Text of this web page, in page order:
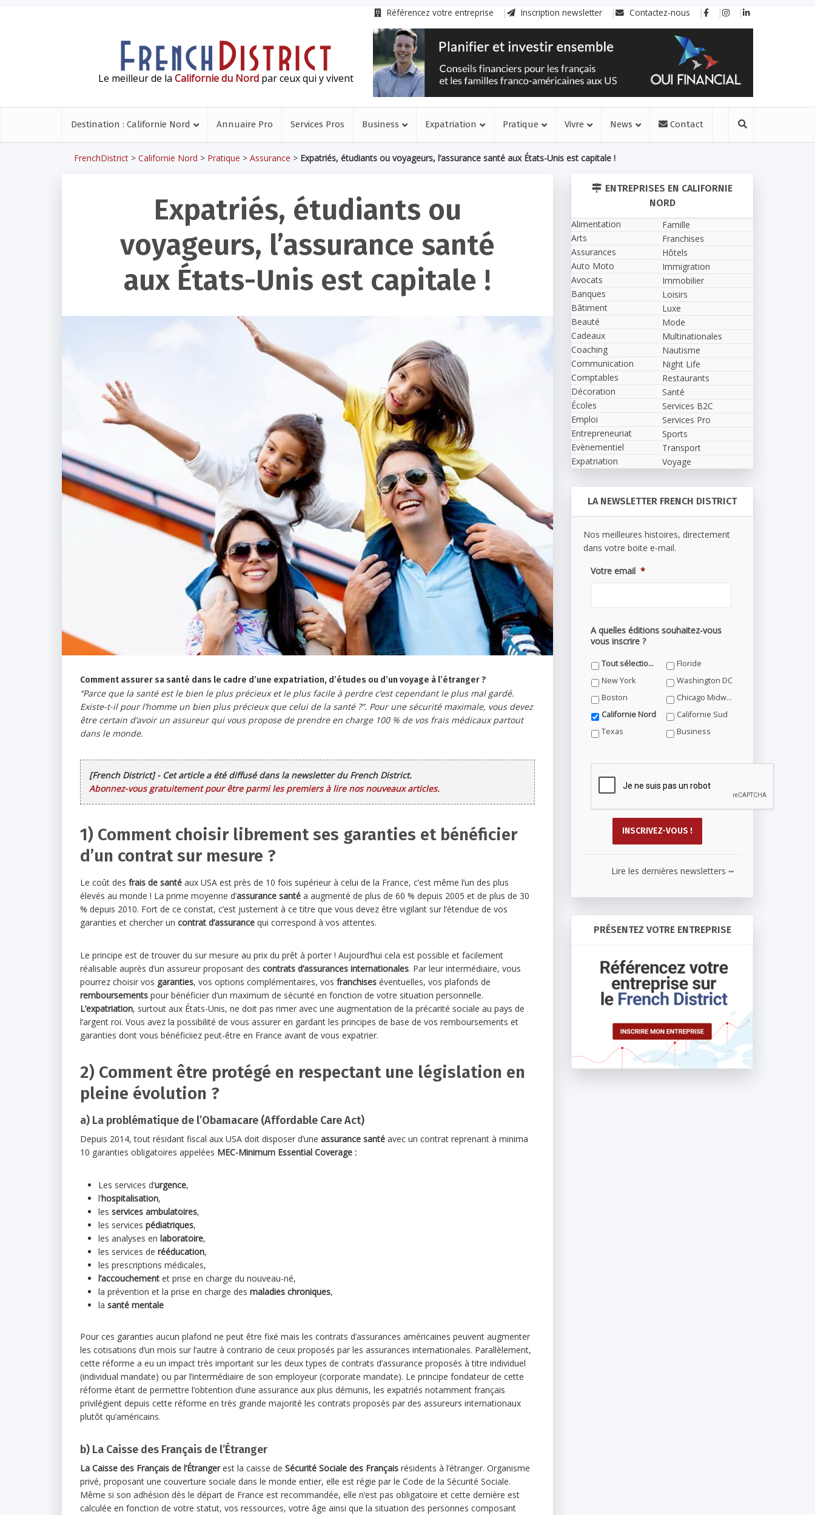
Référencez votre entreprise Inscription newsletter Contactez-nous
Le meilleur de la Californie du Nord par ceux qui y vivent
Destination : Californie Nord Annuaire Pro Services Pros Business Expatriation Pratique Vivre News Contact
FrenchDistrict > Californie Nord > Pratique > Assurance > Expatriés, étudiants ou voyageurs, l’assurance santé aux États-Unis est capitale !
Expatriés, étudiants ou
voyageurs, l’assurance santé
aux États-Unis est capitale !
Comment assurer sa santé dans le cadre d’une expatriation, d’études ou d’un voyage à l’étranger ?
“Parce que la santé est le bien le plus précieux et le plus facile à perdre c’est cependant le plus mal gardé.
Existe-t-il pour l’homme un bien plus précieux que celui de la santé ?”. Pour une sécurité maximale, vous devez
être certain d’avoir un assureur qui vous propose de prendre en charge 100 % de vos frais médicaux partout
dans le monde.
[French District] - Cet article a été diffusé dans la newsletter du French District.
Abonnez-vous gratuitement pour être parmi les premiers à lire nos nouveaux articles.
1) Comment choisir librement ses garanties et bénéficier
d’un contrat sur mesure ?
Le coût des frais de santé aux USA est près de 10 fois supérieur à celui de la France, c’est même l’un des plus
élevés au monde ! La prime moyenne d’assurance santé a augmenté de plus de 60 % depuis 2005 et de plus de 30
% depuis 2010. Fort de ce constat, c’est justement à ce titre que vous devez être vigilant sur l’étendue de vos
garanties et chercher un contrat d’assurance qui correspond à vos attentes.
Le principe est de trouver du sur mesure au prix du prêt à porter ! Aujourd’hui cela est possible et facilement
réalisable auprès d’un assureur proposant des contrats d’assurances internationales. Par leur intermédiaire, vous
pourrez choisir vos garanties, vos options complémentaires, vos franchises éventuelles, vos plafonds de
remboursements pour bénéficier d’un maximum de sécurité en fonction de votre situation personnelle.
L’expatriation, surtout aux États-Unis, ne doit pas rimer avec une augmentation de la précarité sociale au pays de
l’argent roi. Vous avez la possibilité de vous assurer en gardant les principes de base de vos remboursements et
garanties dont vous bénéficiiez peut-être en France avant de vous expatrier.
2) Comment être protégé en respectant une législation en
pleine évolution ?
a) La problématique de l’Obamacare (Affordable Care Act)
Depuis 2014, tout résidant fiscal aux USA doit disposer d’une assurance santé avec un contrat reprenant à minima
10 garanties obligatoires appelées MEC-Minimum Essential Coverage :
Les services d’urgence,
l’hospitalisation,
les services ambulatoires,
les services pédiatriques,
les analyses en laboratoire,
les services de rééducation,
les prescriptions médicales,
l’accouchement et prise en charge du nouveau-né,
la prévention et la prise en charge des maladies chroniques,
la santé mentale
Pour ces garanties aucun plafond ne peut être fixé mais les contrats d’assurances américaines peuvent augmenter
les cotisations d’un mois sur l’autre à contrario de ceux proposés par les assurances internationales. Parallèlement,
cette réforme a eu un impact très important sur les deux types de contrats d’assurance proposés à titre individuel
(individual mandate) ou par l’intermédiaire de son employeur (corporate mandate). Le principe fondateur de cette
réforme étant de permettre l’obtention d’une assurance aux plus démunis, les expatriés notamment français
privilégient depuis cette réforme en très grande majorité les contrats proposés par des assureurs internationaux
plutôt qu’américains.
b) La Caisse des Français de l’Étranger
La Caisse des Français de l’Étrangerest la caisse de Sécurité Sociale des Français résidents à l’étranger. Organisme
privé, proposant une couverture sociale dans le monde entier, elle est régie par le Code de la Sécurité Sociale.
Même si son adhésion dès le départ de France est recommandée, elle n’est pas obligatoire et cette dernière est
calculée en fonction de votre statut, vos ressources, votre âge ainsi que la situation des personnes composant
ENTREPRISES EN CALIFORNIE
NORD
Alimentation
Arts
Assurances
Auto Moto
Avocats
Banques
Bâtiment
Beauté
Cadeaux
Coaching
Communication
Comptables
Décoration
Écoles
Emploi
Entrepreneuriat
Evènementiel
Expatriation
Famille
Franchises
Hôtels
Immigration
Immobilier
Loisirs
Luxe
Mode
Multinationales
Nautisme
Night Life
Restaurants
Santé
Services B2C
Services Pro
Sports
Transport
Voyage
LA NEWSLETTER FRENCH DISTRICT
Nos meilleures histoires, directement
dans votre boite e-mail.
Votre email *
A quelles éditions souhaitez-vous
vous inscrire ?
Tout sélectionner
Floride
New York
Washington DC
Boston
Chicago Midwest
Californie Nord
Californie Sud
Texas
Business
Lire les dernières newsletters ...
PRÉSENTEZ VOTRE ENTREPRISE